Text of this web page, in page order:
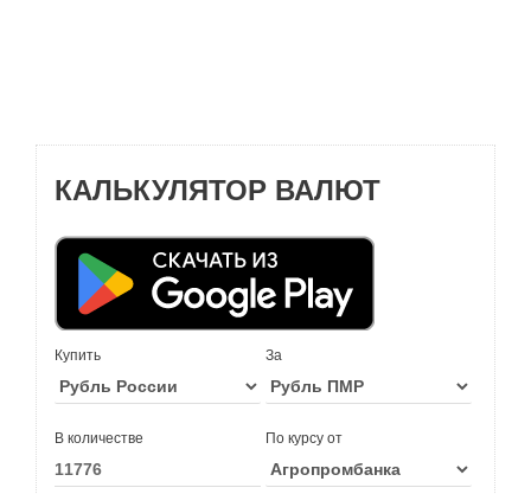
КАЛЬКУЛЯТОР ВАЛЮТ
Купить За
В количестве По курсу от